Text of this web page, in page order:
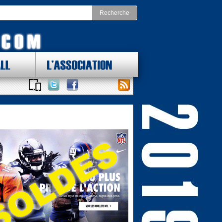
FOOTBALL CONFERENCE
Redskins
Minnesota Vikings
Division Ouest
Falcons
Arizona Cardinals
Panthers
Los Angeles Rams
Saints
San Francisco 49ers
Bay Buccaneers
Seattle Seahawks
L'ASSOCIATION
DES LOTS !